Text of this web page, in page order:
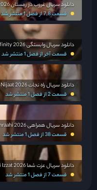
دانلود سریال غروب در زمستان Sunset in Winter 2026
قسمت 7,8 از فصل 1 منتشر شد
دانلود سریال وابستگی Affinity 2026
قسمت آخر از فصل 1 منتشر شد
دانلود سریال راه نجات Dar-e-Nijaat 2026
قسمت 2 از فصل 1 منتشر شد
دانلود سریال همراهی Humraahi 2026
قسمت 38 از فصل 1 منتشر شد
دانلود سریال عزت شما Aap Ki Izzat 2026
قسمت 7 از فصل 1 منتشر شد